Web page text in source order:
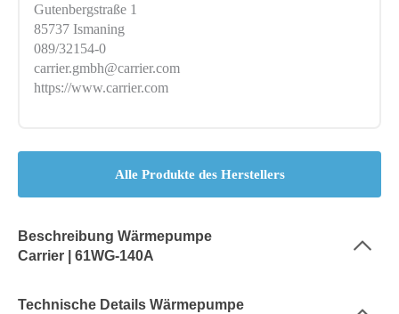
Gutenbergstraße 1
85737 Ismaning
089/32154-0
carrier.gmbh@carrier.com
https://www.carrier.com
Alle Produkte des Herstellers
Beschreibung Wärmepumpe
Carrier | 61WG-140A
Technische Details Wärmepumpe